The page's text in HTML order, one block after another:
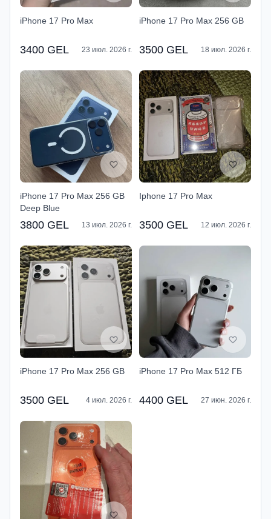
iPhone 17 Pro Max
3400 GEL 23 июл. 2026 г.
iPhone 17 Pro Max 256 GB
3500 GEL 18 июл. 2026 г.
iPhone 17 Pro Max 256 GB
Deep Blue
3800 GEL 13 июл. 2026 г.
Iphone 17 Pro Max
3500 GEL 12 июл. 2026 г.
iPhone 17 Pro Max 256 GB
3500 GEL 4 июл. 2026 г.
iPhone 17 Pro Max 512 ГБ
4400 GEL 27 июн. 2026 г.